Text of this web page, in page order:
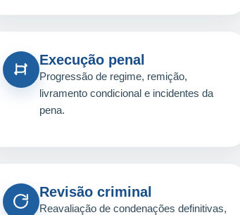
Execução penal
Progressão de regime, remição,
livramento condicional e incidentes da
pena.
Revisão criminal
Reavaliação de condenações definitivas,